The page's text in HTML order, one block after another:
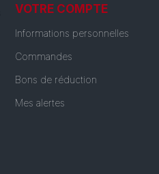
VOTRE COMPTE
Informations personnelles
Commandes
Bons de réduction
Mes alertes